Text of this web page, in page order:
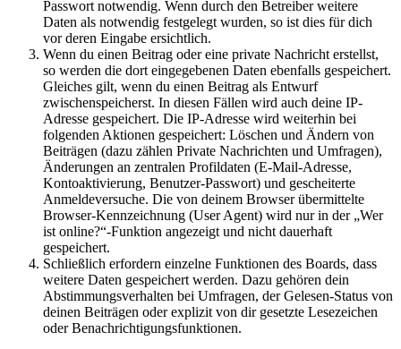
Passwort notwendig. Wenn durch den Betreiber weitere
Daten als notwendig festgelegt wurden, so ist dies für dich
vor deren Eingabe ersichtlich.
Wenn du einen Beitrag oder eine private Nachricht erstellst,
so werden die dort eingegebenen Daten ebenfalls gespeichert.
Gleiches gilt, wenn du einen Beitrag als Entwurf
zwischenspeicherst. In diesen Fällen wird auch deine IP-
Adresse gespeichert. Die IP-Adresse wird weiterhin bei
folgenden Aktionen gespeichert: Löschen und Ändern von
Beiträgen (dazu zählen Private Nachrichten und Umfragen),
Änderungen an zentralen Profildaten (E-Mail-Adresse,
Kontoaktivierung, Benutzer-Passwort) und gescheiterte
Anmeldeversuche. Die von deinem Browser übermittelte
Browser-Kennzeichnung (User Agent) wird nur in der „Wer
ist online?“-Funktion angezeigt und nicht dauerhaft
gespeichert.
Schließlich erfordern einzelne Funktionen des Boards, dass
weitere Daten gespeichert werden. Dazu gehören dein
Abstimmungsverhalten bei Umfragen, der Gelesen-Status von
deinen Beiträgen oder explizit von dir gesetzte Lesezeichen
oder Benachrichtigungsfunktionen.